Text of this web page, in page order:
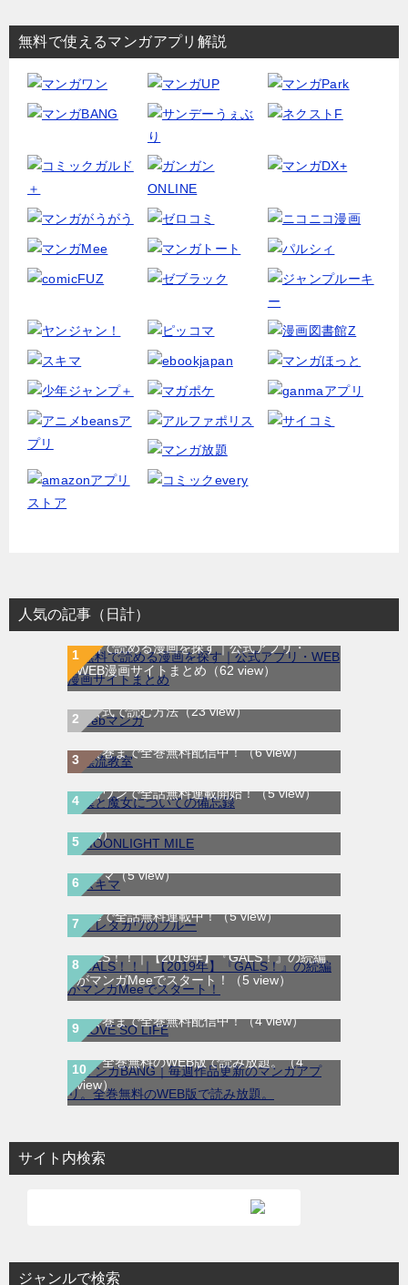
無料で使えるマンガアプリ解説
人気の記事（日計）
無料で読める漫画を探す｜公式アプリ・
WEB漫画サイトまとめ （62 view）
WEB漫画サイト一覧｜ブラウザで無料漫画
を公式で読む方法（23 view）
漂流教室｜全6巻完結！サンデーうぇぶりで
最終巻まで全巻無料配信中！（6 view）
僕と魔女についての備忘録｜全5巻完結！マ
ンガワンで全話無料連載開始！（5 view）
MOONLIGHT MILE｜最新刊第23巻！マンガ
ワンで最新刊まで全巻無料配信中！（5
view）
スキマ（5 view）
サレタガワのブルー｜最新刊第5巻！妻の不
倫から始まる物語の結末やいかに！マンガ
Meeで全話無料連載中！（5 view）
GALS！！｜【2019年】『GALS！』の続編
がマンガMeeでスタート！
（5 view）
LOVE SO LIFE｜全17巻完結！マンガParkで
最終巻まで全巻無料配信中！（4 view）
マンガBANG｜毎週作品更新のマンガアプ
リ。全巻無料のWEB版で読み放題。（4
view）
サイト内検索
ジャンルで検索